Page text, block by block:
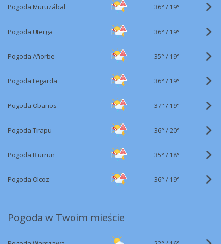
Pogoda Muruzábal 36° / 19°
Pogoda Uterga 36° / 19°
Pogoda Añorbe 35° / 19°
Pogoda Legarda 36° / 19°
Pogoda Obanos 37° / 19°
Pogoda Tirapu 36° /20°
Pogoda Biurrun 35° / 18°
Pogoda Olcoz 36° / 19°
Pogoda w Twoim mieście